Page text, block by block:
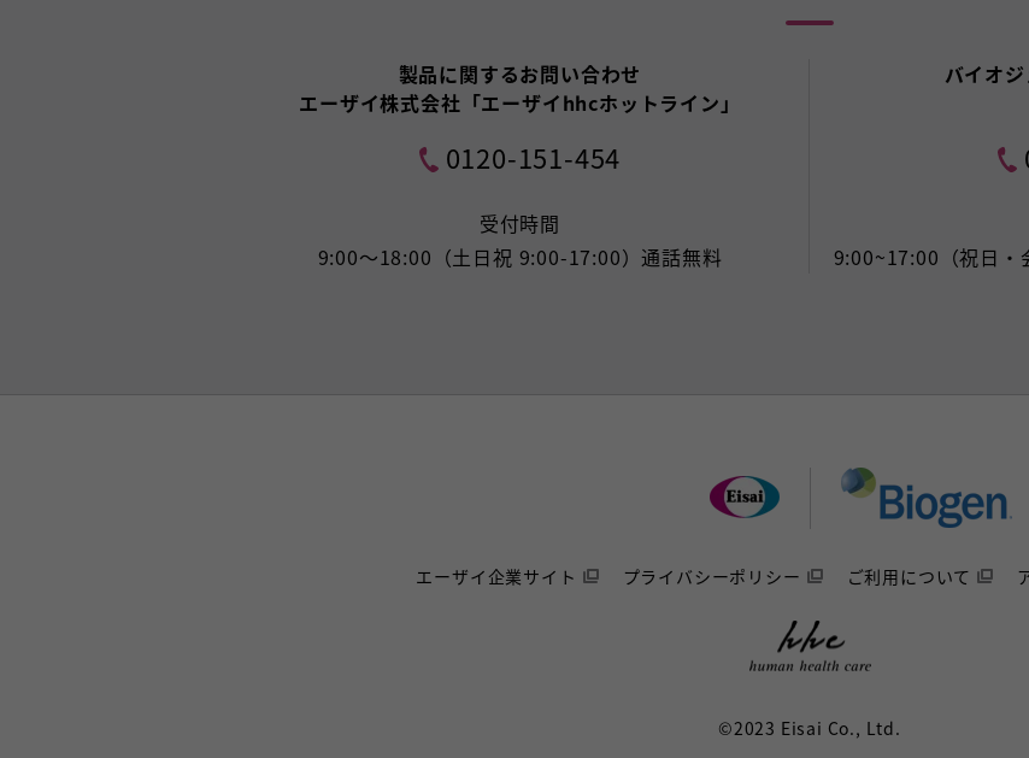
製品に関するお問い合わせ
エーザイ株式会社「エーザイhhcホットライン」
0120-151-454
受付時間
9:00〜18:00（土日祝 9:00-17:00）通話無料
バイオ
9:00~17:00（祝日・
エーザイ企業サイト プライバシーポリシー ご利用について
©2023 Eisai Co., Ltd.